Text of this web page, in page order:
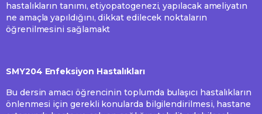
hastalıkların tanımı, etiyopatogenezi, yapılacak ameliyatın
ne amaçla yapıldığını, dikkat edilecek noktaların
öğrenilmesini sağlamakt
SMY204 Enfeksiyon Hastalıkları
Bu dersin amacı öğrencinin toplumda bulaşıcı hastalıkların
önlenmesi için gerekli konularda bilgilendirilmesi, hastane